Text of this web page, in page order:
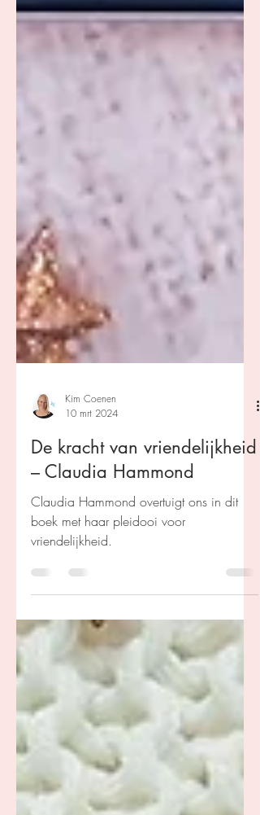
Kim Coenen
10 mrt 2024
De kracht van vriendelijkheid
– Claudia Hammond
boek met haar pleidooi voor
vriendelijkheid.